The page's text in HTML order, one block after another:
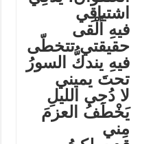
اشتياقِي
فيهِ أَلْقى
حقيقتي تتخطّى
فيهِ يندكُّ السورُ
تحتَ يميني
لا دُجى الليلِ
يَخْطَفُ العزمَ
مِني